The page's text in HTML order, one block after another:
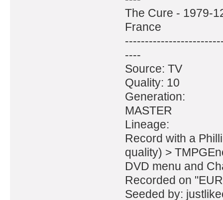
The Cure - 1979-
France
----
Source: TV
Quality: 10
Generation:
MASTER
Lineage:
Record with a
quality) >
DVD menu and
Recorded on
Seeded by: